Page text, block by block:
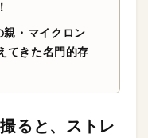
・マイクロン
てきた名門的存
ると、ストレ